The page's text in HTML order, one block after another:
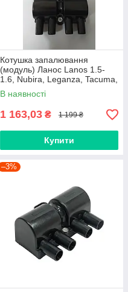
Котушка запалювання
(модуль) Ланос Lanos 1.5-
1.6, Nubira, Leganza, Tacuma,
Evanda (4 контакти) SHIKOO
В наявності
1 163,03 ₴ 1 199 ₴
Купити
–3%